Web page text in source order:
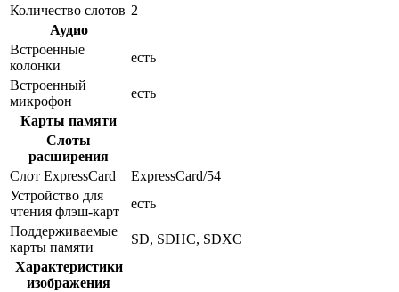
Количество слотов 2
Аудио
Встроенные
колонки
есть
Встроенный
микрофон
есть
Карты памяти
Слоты
расширения
Слот ExpressCard
ExpressCard/54
Устройство для
чтения флэш-карт
есть
Поддерживаемые
карты памяти
SD, SDHC, SDXC
Характеристики
изображения